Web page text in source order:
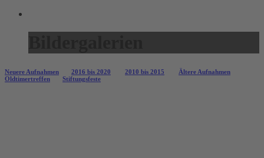
Neuere Aufnahmen 2016 bis 2020 2010 bis 2015
Ältere Aufnahmen
Oldtimertreffen
Stiftungsfeste